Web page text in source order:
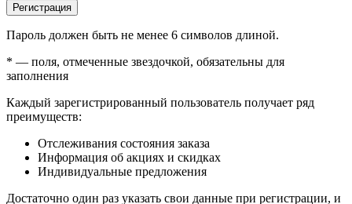
Регистрация
Пароль должен быть не менее 6 символов длиной.
* — поля, отмеченные звездочкой, обязательны для
заполнения
Каждый зарегистрированный пользователь получает ряд
преимуществ:
Отслеживания состояния заказа
Информация об акциях и скидках
Индивидуальные предложения
Достаточно один раз указать свои данные при регистрации, и